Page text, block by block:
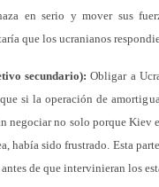
en serio y mover sus
que los ucranianos
secundario): Obligar a
si la operación de
negociar no solo porque
había sido frustrado. Esta
de que intervinieran los